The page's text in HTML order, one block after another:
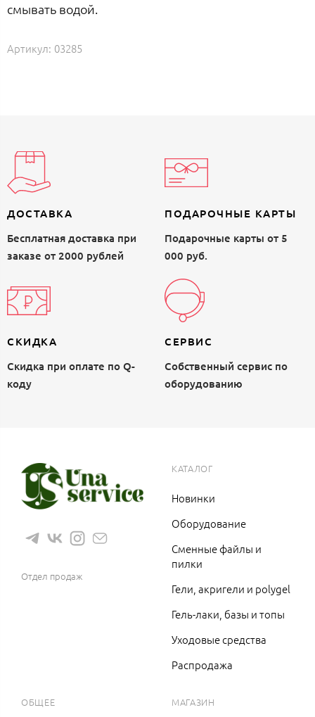
смывать водой.
Артикул: 03285
ДОСТАВКА
Бесплатная доставка при
заказе от 2000 рублей
ПОДАРОЧНЫЕ КАРТЫ
Подарочные карты от 5
000 руб.
СКИДКА
Скидка при оплате по Q-
коду
СЕРВИС
Собственный сервис по
оборудованию
Отдел продаж
КАТАЛОГ
Новинки
Оборудование
Сменные файлы и
пилки
Гели, акригели и polygel
Гель-лаки, базы и топы
Уходовые средства
Распродажа
ОБЩЕЕ МАГАЗИН